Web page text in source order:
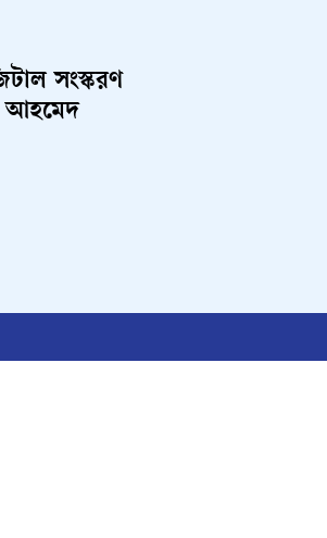
সংস্করণ
আহমেদ